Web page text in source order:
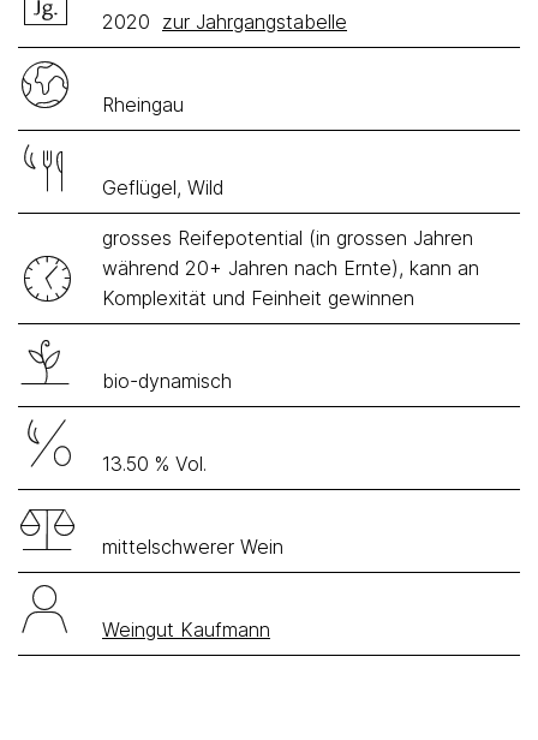
2020 zur Jahrgangstabelle
Rheingau
Geflügel, Wild
grosses Reifepotential (in grossen Jahren
während 20+ Jahren nach Ernte), kann an
Komplexität und Feinheit gewinnen
bio-dynamisch
13.50 % Vol.
mittelschwerer Wein
Weingut Kaufmann